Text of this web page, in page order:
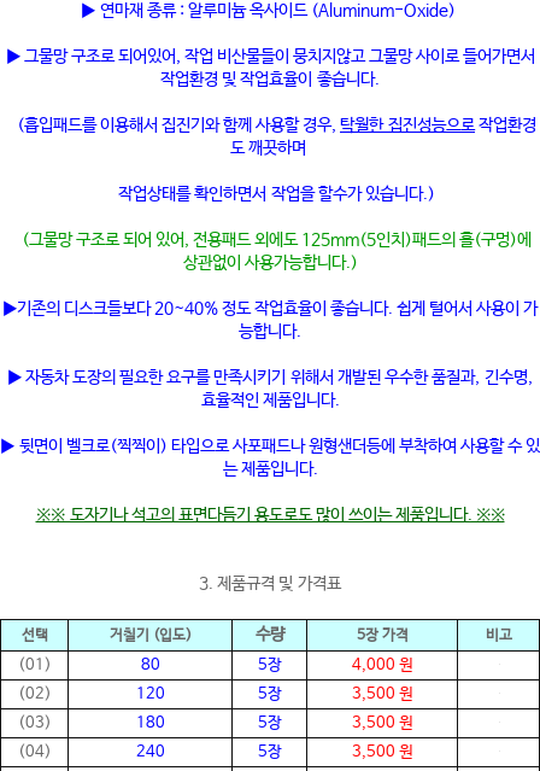
▶ 연마재 종류 : 알루미늄 옥사이드 (Aluminum-Oxide)
▶ 그물망 구조로 되어있어, 작업 비산물들이 뭉치지않고 그물망 사이로 들어가면서
작업환경 및 작업효율이 좋습니다.
(흡입패드를 이용해서 집진기와 함께 사용할 경우, 탁월한 집진성능으로작업환경
도 깨끗하며
작업상태를 확인하면서 작업을 할수가 있습니다.)
(그물망 구조로 되어 있어, 전용패드 외에도 125mm(5인치)패드의 홀(구멍)에
상관없이 사용가능합니다.)
▶기존의 디스크들보다 20~40% 정도 작업효율이 좋습니다. 쉽게 털어서 사용이 가
능합니다.
▶ 자동차 도장의 필요한 요구를 만족시키기 위해서 개발된 우수한 품질과, 긴수명,
효율적인 제품입니다.
▶ 뒷면이 벨크로(찍찍이) 타입으로 사포패드나 원형샌더등에 부착하여 사용할 수 있
는 제품입니다.
※※ 도자기나 석고의 표면다듬기 용도로도 많이 쓰이는 제품입니다. ※※
3. 제품규격 및 가격표
선택 거칠기 (입도) 수량 5장 가격 비고
(01) 80 5 장
4,000 원
(02)
120 5 장
3,500 원
(03)
180 5 장
3,500 원
(04)
240 5 장
3,500 원